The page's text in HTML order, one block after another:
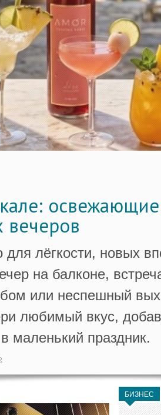
вечеров
для лёгкости, новых
на балконе,
или неспешный
любимый вкус,
маленький праздник.
БИЗНЕС